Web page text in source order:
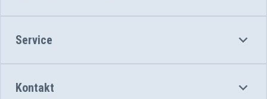
Service
Kontakt